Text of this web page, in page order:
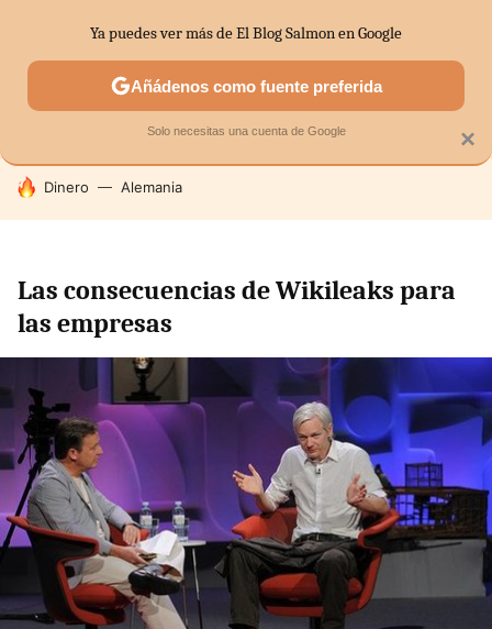
SECTORES ECONOMÍA DOMÉSTICA MERCADOS
HOY SE HABLA DE
Dinero Alemania
Las consecuencias de Wikileaks para
las empresas
×
Ya puedes ver más de El Blog Salmon en Google
Añádenos como fuente preferida
Solo necesitas una cuenta de Google